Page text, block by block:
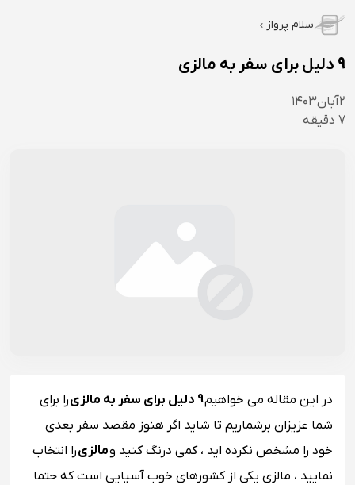
سلام پرواز
9 دلیل برای سفر به مالزی
۲آبان۱۴۰۳
7 دقیقه
در این مقاله می خواهیم
را برای
شما عزیزان برشماریم تا شاید اگر هنوز مقصد سفر بعدی
خود را مشخص نکرده اید ، کمی درنگ کنید ومالزیرا انتخاب
نمایید ، مالزی یکی از کشورهای خوب آسیایی است که حتما